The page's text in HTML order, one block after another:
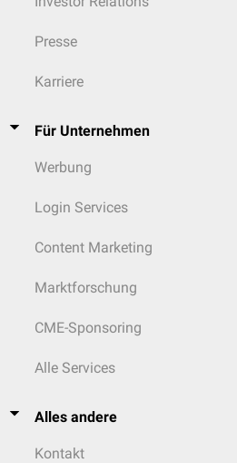
Presse
Karriere
Für Unternehmen
Werbung
Login Services
Content Marketing
Marktforschung
CME-Sponsoring
Alle Services
Alles andere
Kontakt